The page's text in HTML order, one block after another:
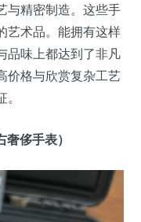
与精密制造。这些手
艺术品。能拥有这样
品味上都达到了非凡
价格与欣赏复杂工艺
侈手表）